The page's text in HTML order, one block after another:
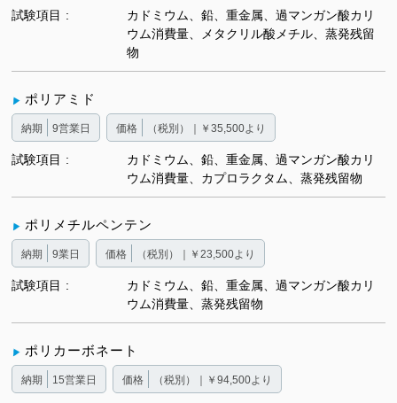
試験項目
カドミウム、鉛、重金属、過マンガン酸カリ
ウム消費量、メタクリル酸メチル、蒸発残留
物
ポリアミド
納期 9営業日 価格 （税別）｜￥35,500より
試験項目
カドミウム、鉛、重金属、過マンガン酸カリ
ウム消費量、カプロラクタム、蒸発残留物
ポリメチルペンテン
納期 9業日 価格 （税別）｜￥23,500より
試験項目
カドミウム、鉛、重金属、過マンガン酸カリ
ウム消費量、蒸発残留物
ポリカーボネート
納期 15営業日 価格 （税別）｜￥94,500より